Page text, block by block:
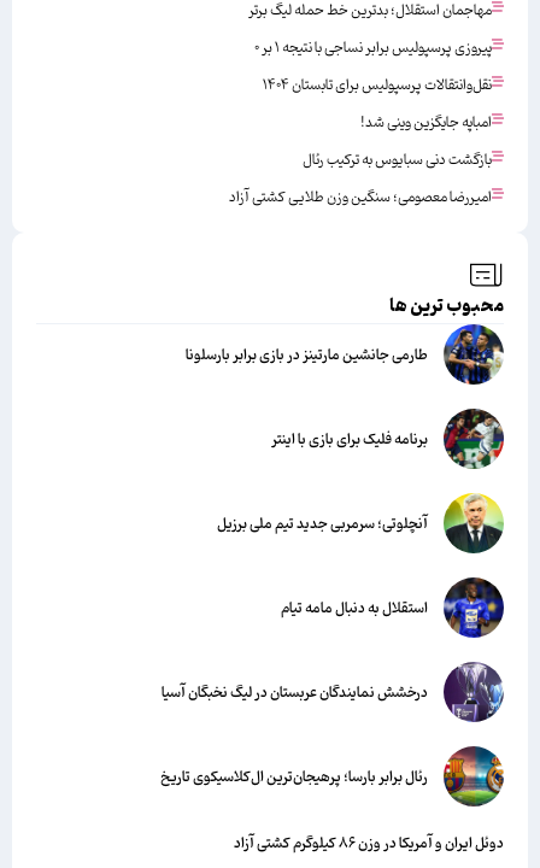
مهاجمان استقلال؛ بدترین خط حمله لیگ برتر
پیروزی پرسپولیس برابر نساجی با نتیجه ۱ بر ۰
نقل‌وانتقالات پرسپولیس برای تابستان ۱۴۰۴
امباپه جایگزین وینی شد!
بازگشت دنی سبایوس به ترکیب رئال
امیررضا معصومی؛ سنگین وزن طلایی کشتی آزاد
محبوب ترین ها
طارمی جانشین مارتینز در بازی برابر بارسلونا
برنامه فلیک برای بازی با اینتر
آنچلوتی؛ سرمربی جدید تیم ملی برزیل
استقلال به دنبال مامه تیام
درخشش نمایندگان عربستان در لیگ نخبگان آسیا
رئال برابر بارسا؛ پرهیجان‌‌ترین ال‌کلاسیکوی تاریخ
دوئل ایران و آمریکا در وزن ۸۶ کیلوگرم کشتی آزاد